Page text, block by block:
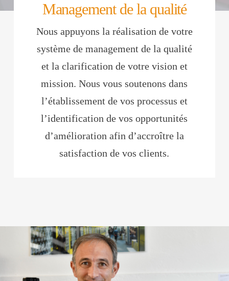
Management de la qualité
Nous appuyons la réalisation de votre
système de management de la qualité
et la clarification de votre vision et
mission. Nous vous soutenons dans
l’établissement de vos processus et
l’identification de vos opportunités
d’amélioration afin d’accroître la
satisfaction de vos clients.